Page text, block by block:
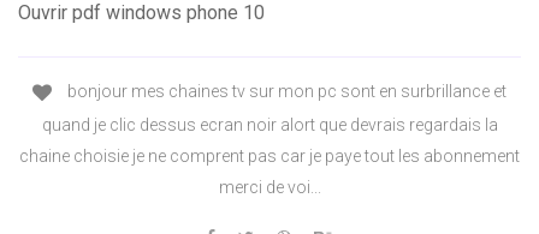
Ouvrir pdf windows phone 10
bonjour mes chaines tv sur mon pc sont en surbrillance et
quand je clic dessus ecran noir alort que devrais regardais la
chaine choisie je ne comprent pas car je paye tout les abonnement
merci de voi...